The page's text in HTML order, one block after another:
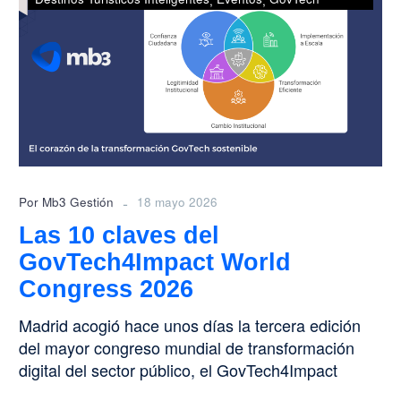
claves
del
GovTech4Impact
World
Congress
2026
Por Mb3 Gestión - 18 mayo 2026
Las 10 claves del
GovTech4Impact World
Congress 2026
Madrid acogió hace unos días la tercera edición
del mayor congreso mundial de transformación
digital del sector público, el GovTech4Impact